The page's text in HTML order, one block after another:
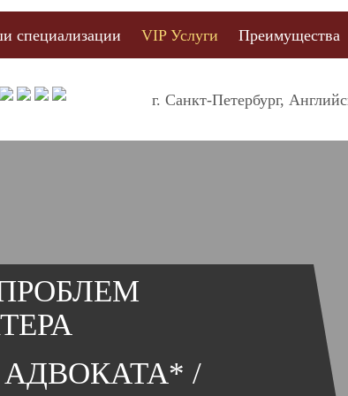
специализации VIP Услуги Преимущества
г. Санкт-Петербург,
/